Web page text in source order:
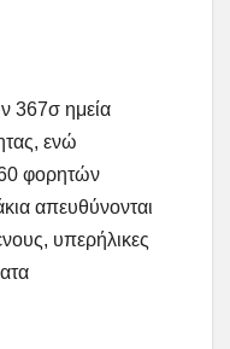
367σ ημεία
ενώ
60 φορητών
απευθύνονται
υπερήλικες